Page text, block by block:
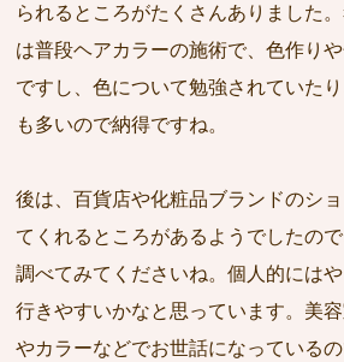
られるところがたくさんありました
は普段ヘアカラーの施術で、色作り
ですし、色について勉強されていた
も多いので納得ですね。
後は、百貨店や化粧品ブランドのシ
てくれるところがあるようでしたの
調べてみてくださいね。個人的には
行きやすいかなと思っています。美
やカラーなどでお世話になっている